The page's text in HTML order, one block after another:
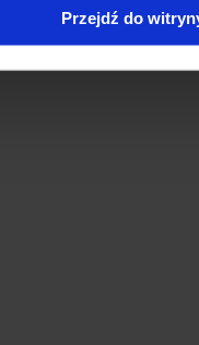
Przejdź do